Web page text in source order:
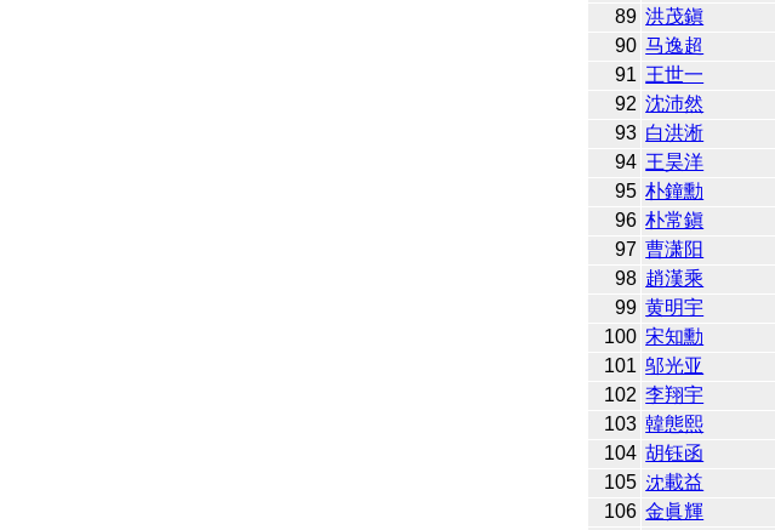
89 洪茂鎭
90 马逸超
91 王世一
92 沈沛然
93 白洪淅
94 王昊洋
95 朴鐘勳
96 朴常鎭
97 曹潇阳
98 趙漢乘
99 黄明宇
100 宋知勳
101 邬光亚
102 李翔宇
103 韓態熙
104 胡钰函
105 沈載益
106 金眞輝